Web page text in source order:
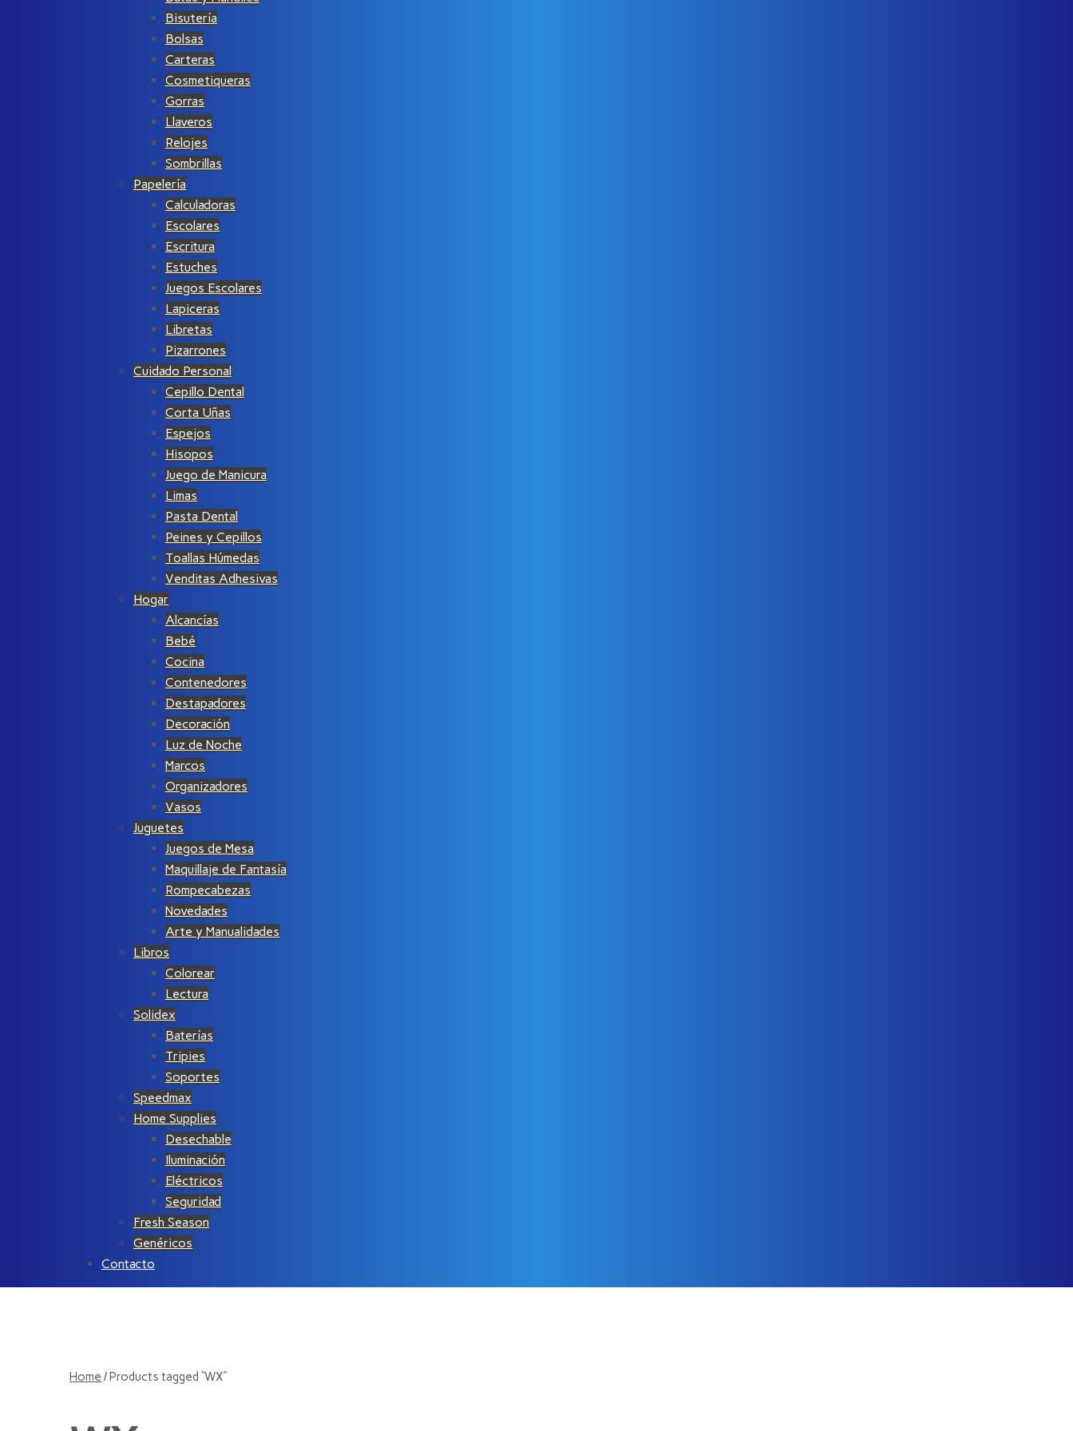
Bisutería
Bolsas
Carteras
Cosmetiqueras
Gorras
Llaveros
Relojes
Sombrillas
Papelería
Calculadoras
Escolares
Escritura
Estuches
Juegos Escolares
Lapiceras
Libretas
Pizarrones
Cuidado Personal
Cepillo Dental
Corta Uñas
Espejos
Hisopos
Juego de Manicura
Limas
Pasta Dental
Peines y Cepillos
Toallas Húmedas
Venditas Adhesivas
Hogar
Alcancías
Bebé
Cocina
Contenedores
Destapadores
Decoración
Luz de Noche
Marcos
Organizadores
Vasos
Juguetes
Juegos de Mesa
Maquillaje de Fantasía
Rompecabezas
Novedades
Arte y Manualidades
Libros
Colorear
Lectura
Solidex
Baterías
Tripies
Soportes
Speedmax
Home Supplies
Desechable
Iluminación
Eléctricos
Seguridad
Fresh Season
Genéricos
Contacto
Home / Products tagged “WX”